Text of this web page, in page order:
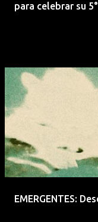
para celebrar su
EMERGENTES: